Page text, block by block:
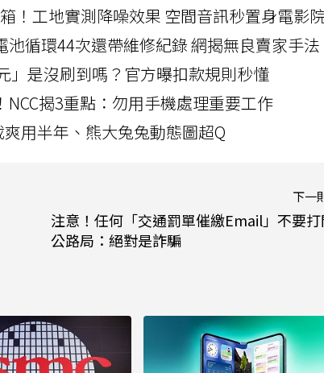
箱！工地實測降噪效果 空間音訊秒置身電影
循環44次還帶維修紀錄 網揭無良賣家手法
」是沒刷到嗎？官方曝扣款規則秒懂
揭3重點：勿用手機處理重要工作
用半年、熊大兔兔動態圖超Q
下一
注意！任何「交通罰單催繳Email」不要
公路局：絕對是詐騙